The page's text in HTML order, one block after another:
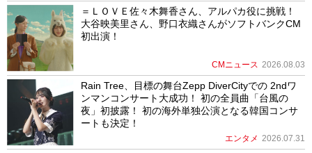
＝ＬＯＶＥ佐々木舞香さん、アルパカ役に挑戦！
大谷映美里さん、野口衣織さんがソフトバンクCM
初出演！
CMニュース 2026.08.03
Rain Tree、目標の舞台Zepp DiverCityでの 2ndワ
ンマンコンサート大成功！ 初の全員曲「台風の
夜」初披露！ 初の海外単独公演となる韓国コンサ
ートも決定！
エンタメ 2026.07.31